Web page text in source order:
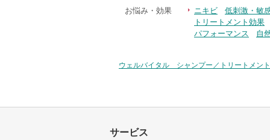
お悩み・効果
ニキビ 低刺激・敏
トリートメント効果
パフォーマンス
自
ウェルバイタル シャンプー／トリートメント
サービス